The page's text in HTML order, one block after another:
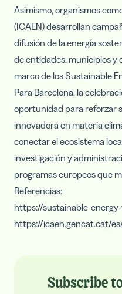
Asimismo, organismos
(ICAEN)desarrollan
difusión de la energía
de entidades, municipios y
marco de los Sustainable
Para Barcelona, la
oportunidad para reforzar
innovadora en materia
conectar el ecosistema
investigación y
programas europeos que
Referencias:
https://sustainable-
https://icaen.gencat.cat/
Subscribe